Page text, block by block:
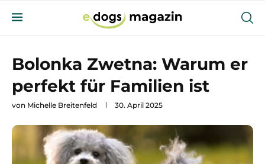
Bolonka Zwetna: Warum er
perfekt für Familien ist
von Michelle Breitenfeld 30. April 2025